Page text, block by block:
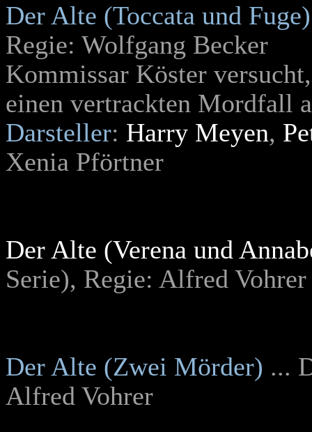
Der Alte (Toccata und Fuge)
Regie: Wolfgang Becker
Kommissar Köster
einen vertrackten Mordfall
Darsteller: Harry Meyen,
Xenia Pförtner
Der Alte (Verena und
Serie), Regie: Alfred Vohrer
Der Alte (Zwei Mörder) ...
Alfred Vohrer